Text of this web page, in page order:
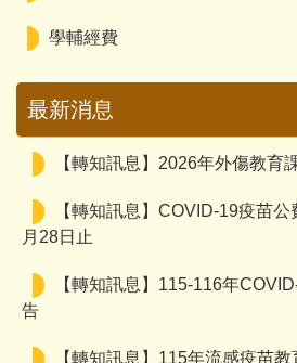
學輔經費
最新消息
【轉知訊息】115-116年
【轉知訊息】115年流感疫苗教
【轉知訊息】2026年外傷教育
【轉知訊息】COVID-19疫苗
月28日止
【轉知訊息】115-116年
告
【轉知訊息】115年流感疫苗